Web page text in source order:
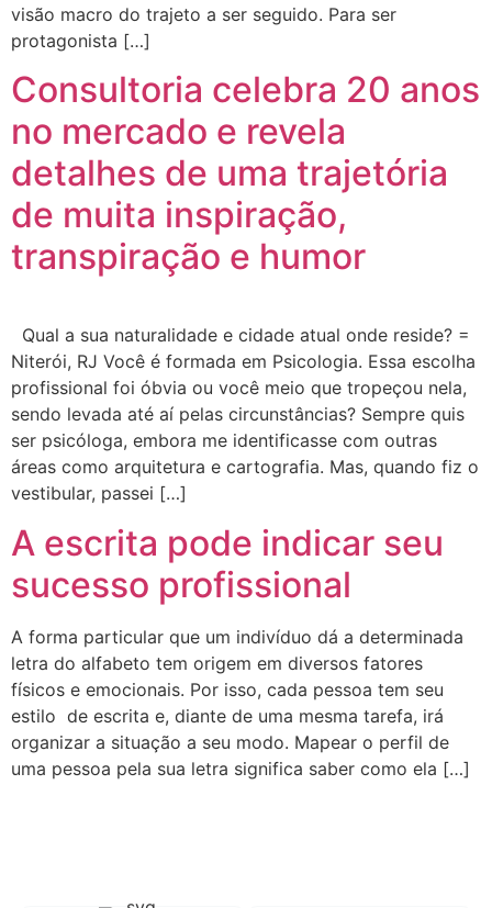
visão macro do trajeto a ser seguido. Para ser
protagonista […]
Consultoria celebra 20 anos
no mercado e revela
detalhes de uma trajetória
de muita inspiração,
transpiração e humor
Qual a sua naturalidade e cidade atual onde reside? =
Niterói, RJ Você é formada em Psicologia. Essa escolha
profissional foi óbvia ou você meio que tropeçou nela,
sendo levada até aí pelas circunstâncias? Sempre quis
ser psicóloga, embora me identificasse com outras
áreas como arquitetura e cartografia. Mas, quando fiz o
vestibular, passei […]
A escrita pode indicar seu
sucesso profissional
A forma particular que um indivíduo dá a determinada
letra do alfabeto tem origem em diversos fatores
físicos e emocionais. Por isso, cada pessoa tem seu
estilo de escrita e, diante de uma mesma tarefa, irá
organizar a situação a seu modo. Mapear o perfil de
uma pessoa pela sua letra significa saber como ela […]